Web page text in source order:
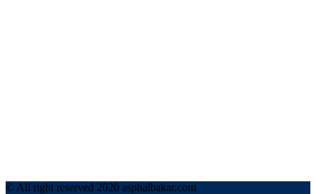
© All right reserved 2020 asphalbakar.com